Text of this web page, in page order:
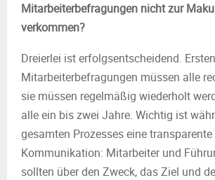
Mitarbeiterbefragungen nicht zur
verkommen?
Dreierlei ist erfolgsentscheidend.
Mitarbeiterbefragungen müssen alle
sie müssen regelmäßig wiederholt
alle ein bis zwei Jahre. Wichtig ist
gesamten Prozesses eine transparente
Kommunikation: Mitarbeiter und
sollten über den Zweck, das Ziel und